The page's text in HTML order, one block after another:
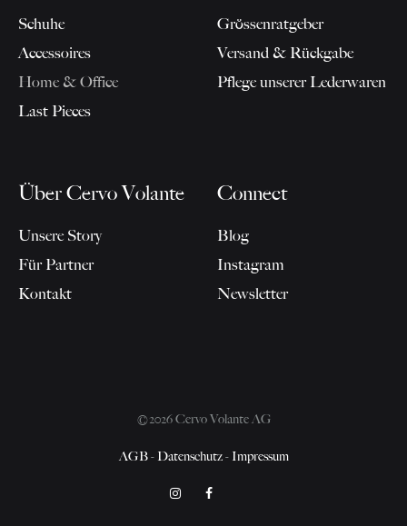
Schuhe
Accessoires
Home & Office
Last Pieces
Grössenratgeber
Versand & Rückgabe
Pflege unserer Lederwaren
Über Cervo Volante
Unsere Story
Für Partner
Kontakt
Connect
Blog
Instagram
Newsletter
InstagramFacebook
©2026 Cervo Volante AG
AGB- Datenschutz- Impressum